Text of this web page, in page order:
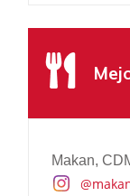
Makan,
One & Only
El Perdido